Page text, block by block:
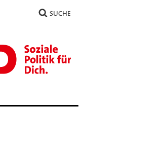
SUCHE